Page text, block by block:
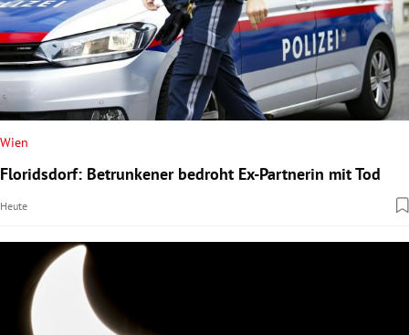
Wien
Floridsdorf: Betrunkener bedroht Ex-Partnerin mit Tod
Heute